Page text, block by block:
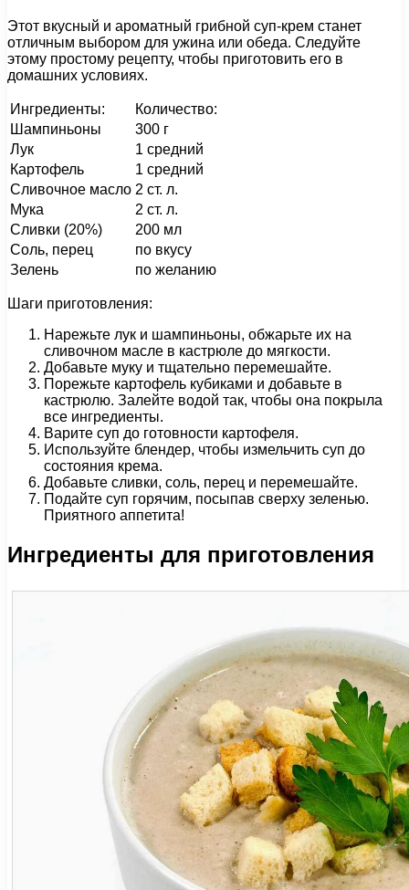
Этот вкусный и ароматный грибной суп-крем станет
отличным выбором для ужина или обеда. Следуйте
этому простому рецепту, чтобы приготовить его в
домашних условиях.
Ингредиенты:
Количество:
Шампиньоны
300 г
Лук
1 средний
Картофель
1 средний
Сливочное масло 2 ст. л.
Мука
2 ст. л.
Сливки (20%)
200 мл
Соль, перец
по вкусу
Зелень
по желанию
Шаги приготовления:
Нарежьте лук и шампиньоны, обжарьте их на
сливочном масле в кастрюле до мягкости.
Добавьте муку и тщательно перемешайте.
Порежьте картофель кубиками и добавьте в
кастрюлю. Залейте водой так, чтобы она покрыла
все ингредиенты.
Варите суп до готовности картофеля.
Используйте блендер, чтобы измельчить суп до
состояния крема.
Добавьте сливки, соль, перец и перемешайте.
Подайте суп горячим, посыпав сверху зеленью.
Приятного аппетита!
Ингредиенты для приготовления